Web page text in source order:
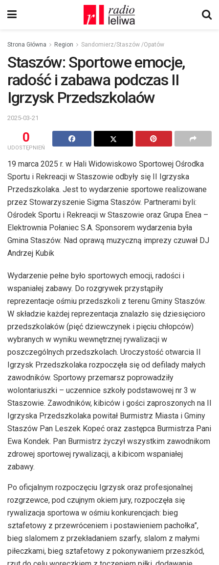
Strona Główna Region Sandomierz/Staszów /Opatów
Staszów: Sportowe emocje,
radość i zabawa podczas II
Igrzysk Przedszkolaów
2025-03-21
0
UDOSTĘPNIEŃ
19 marca 2025 r. w Hali Widowiskowo Sportowej Ośrodka
Sportu i Rekreacji w Staszowie odbyły się II Igrzyska
Przedszkolaka. Jest to wydarzenie sportowe realizowane
przez Stowarzyszenie Sigma Staszów. Partnerami byli:
Ośrodek Sportu i Rekreacji w Staszowie oraz Grupa Enea –
Elektrownia Połaniec S.A. Sponsorem wydarzenia była
Gmina Staszów. Nad oprawą muzyczną imprezy czuwał DJ
Andrzej Kubik
Wydarzenie pełne było sportowych emocji, radości i
wspaniałej zabawy. Do rozgrywek przystąpiły
reprezentacje ośmiu przedszkoli z terenu Gminy Staszów.
W składzie każdej reprezentacja znalazło się dziesięcioro
przedszkolaków (pięć dziewczynek i pięciu chłopców)
wybranych w wyniku wewnętrznej rywalizacji w
poszczególnych przedszkolach. Uroczystość otwarcia II
Igrzysk Przedszkolaka rozpoczęła się od defilady małych
zawodników. Sportowy przemarsz poprowadziły
wolontariuszki – uczennice szkoły podstawowej nr 3 w
Staszowie. Zawodników, kibiców i gości zaproszonych na II
Igrzyska Przedszkolaka powitał Burmistrz Miasta i Gminy
Staszów Pan Leszek Kopeć oraz zastępca Burmistrza Pani
Ewa Kondek. Pan Burmistrz życzył wszystkim zawodnikom
zdrowej sportowej rywalizacji, a kibicom wspaniałej
zabawy.
Po oficjalnym rozpoczęciu Igrzysk oraz profesjonalnej
rozgrzewce, pod czujnym okiem jury, rozpoczęła się
rywalizacja sportowa w ośmiu konkurencjach: bieg
sztafetowy z przewróceniem i postawieniem pachołka”,
bieg slalomem z przekładaniem szarfy, slalom z małymi
piłeczkami, bieg sztafetowy z pokonywaniem przeszkód,